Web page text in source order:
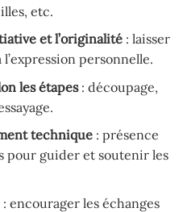
etc.
et l’originalité: laisser
personnelle.
les étapes: découpage,
technique: présence
pour guider et soutenir les
: encourager les échanges